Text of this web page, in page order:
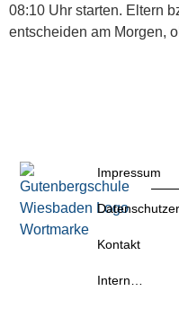
08:10 Uhr starten. Eltern
entscheiden am Morgen,
Impressum
Kontakt
Intern…